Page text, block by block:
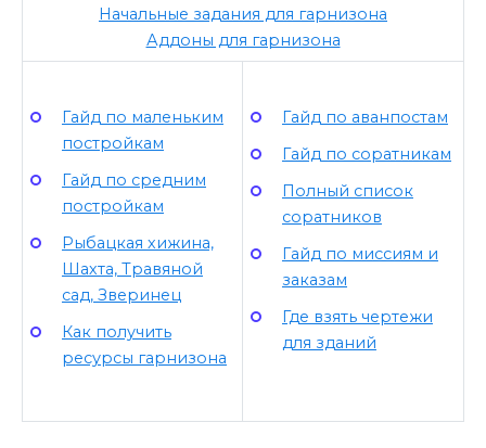
Начальные задания для гарнизона
Аддоны для гарнизона
Гайд по маленьким
постройкам
Гайд по средним
постройкам
Рыбацкая хижина,
Шахта, Травяной
сад, Зверинец
Как получить
ресурсы гарнизона
Гайд по аванпостам
Гайд по соратникам
Полный список
соратников
Гайд по миссиям и
заказам
Где взять чертежи
для зданий